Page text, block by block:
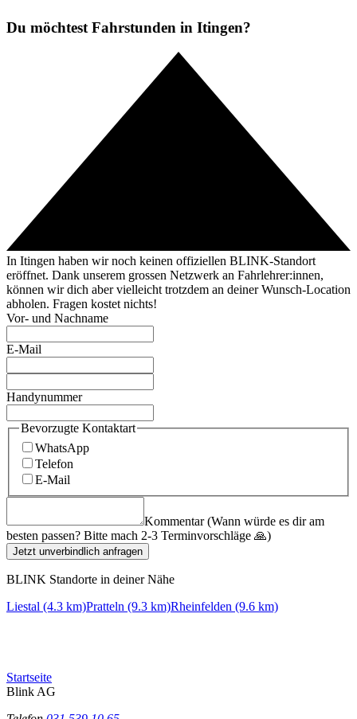
Du möchtest Fahrstunden in Itingen?
In Itingen haben wir noch keinen offiziellen BLINK-Standort
eröffnet. Dank unserem grossen Netzwerk an Fahrlehrer:innen,
können wir dich aber vielleicht trotzdem an deiner Wunsch-Location
abholen. Fragen kostet nichts!
Vor- und Nachname
E-Mail
Handynummer
Bevorzugte Kontaktart
WhatsApp
Telefon
E-Mail
Kommentar (Wann würde es dir am
besten passen? Bitte mach 2-3 Terminvorschläge 🙏)
Jetzt unverbindlich anfragen
BLINK Standorte in deiner Nähe
Liestal (4.3 km)Pratteln (9.3 km)Rheinfelden (9.6 km)
Startseite
Blink AG